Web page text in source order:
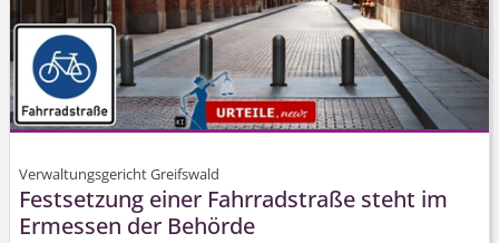
Verwaltungsgericht Greifswald
Festsetzung einer Fahrradstraße steht im
Ermessen der Behörde